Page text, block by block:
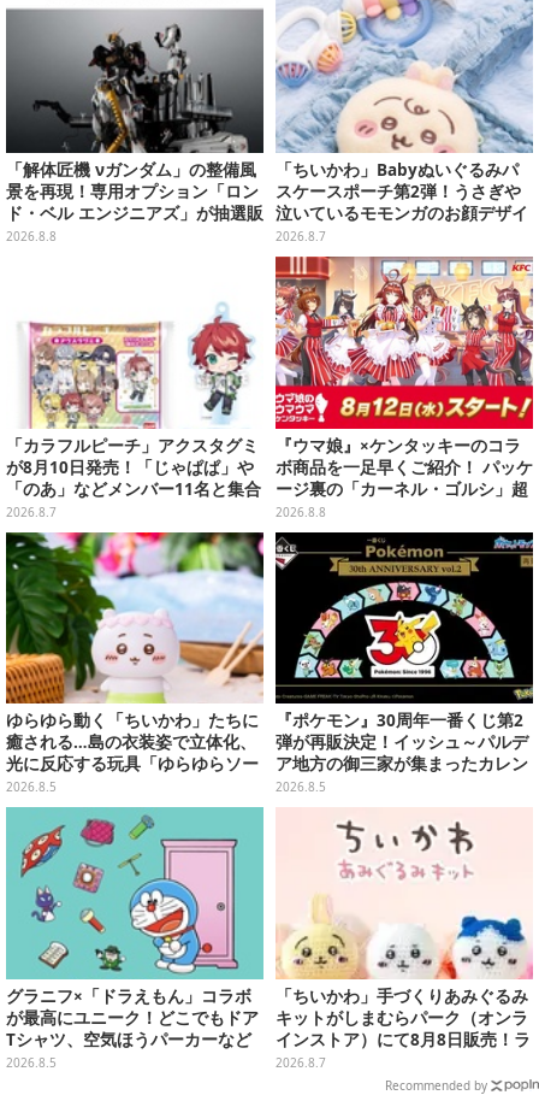
「解体匠機 νガンダム」の整備風
景を再現！専用オプション「ロン
ド・ベル エンジニアズ」が抽選販
売
2026.8.8
「ちいかわ」Babyぬいぐるみパ
スケースポーチ第2弾！うさぎや
泣いているモモンガのお顔デザイ
ン全4種が8月下旬プライズ展開
2026.8.7
「カラフルピーチ」アクスタグミ
が8月10日発売！「じゃぱぱ」や
「のあ」などメンバー11名と集合
デザイン全15種、ボールチェーン
付きでアクセサリーにも
2026.8.7
『ウマ娘』×ケンタッキーのコラ
ボ商品を一足早くご紹介！ パッケ
ージ裏の「カーネル・ゴルシ」超
長文コラボ告知は必見、オリジナ
ル商品はガツンと来るにんにくが
美味しくて「全銀河☆ゴルゴルチ
キン化計画」の一部になる【実物
2026.8.8
ゆらゆら動く「ちいかわ」たちに
癒される…島の衣装姿で立体化、
光に反応する玩具「ゆらゆらソー
ラー」全8種が全国アミューズメ
ント施設にて展開
2026.8.5
『ポケモン』30周年一番くじ第2
弾が再販決定！イッシュ～パルデ
ア地方の御三家が集まったカレン
ダー、ぬいぐるみなど記念グッズ
盛りだくさん
2026.8.5
グラニフ×「ドラえもん」コラボ
が最高にユニーク！どこでもドア
Tシャツ、空気ほうパーカーなど
豊富なデザイン
2026.8.5
「ちいかわ」手づくりあみぐるみ
キットがしまむらパーク（オンラ
インストア）にて8月8日販売！ラ
インナップ全3種、初心者向きの
編み方で作れちゃう
2026.8.7
Recommended by